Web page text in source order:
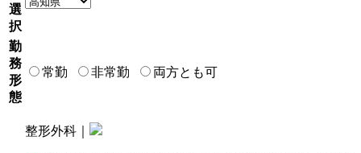
選
択
勤
務
形
態
常勤 非常勤 両方とも可
整形外科｜